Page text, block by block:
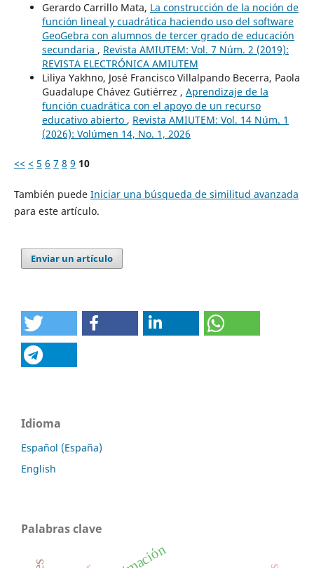
Gerardo Carrillo Mata, La construcción de la noción de
función lineal y cuadrática haciendo uso del software
GeoGebra con alumnos de tercer grado de educación
secundaria , Revista AMIUTEM: Vol. 7 Núm. 2 (2019):
REVISTA ELECTRÓNICA AMIUTEM
Liliya Yakhno, José Francisco Villalpando Becerra, Paola
Guadalupe Chávez Gutiérrez , Aprendizaje de la
función cuadrática con el apoyo de un recurso
educativo abierto , Revista AMIUTEM: Vol. 14 Núm. 1
(2026): Volúmen 14, No. 1, 2026
<< < 5 6 7 8 9 10
También puede Iniciar una búsqueda de similitud avanzada
para este artículo.
Enviar un artículo
Idioma
Español (España)
English
Palabras clave